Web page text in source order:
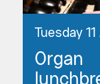
Tuesday
Organ